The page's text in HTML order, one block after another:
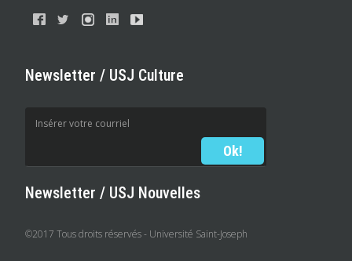
Newsletter / USJ Culture
Newsletter / USJ Nouvelles
©2017 Tous droits réservés - Université Saint-Joseph